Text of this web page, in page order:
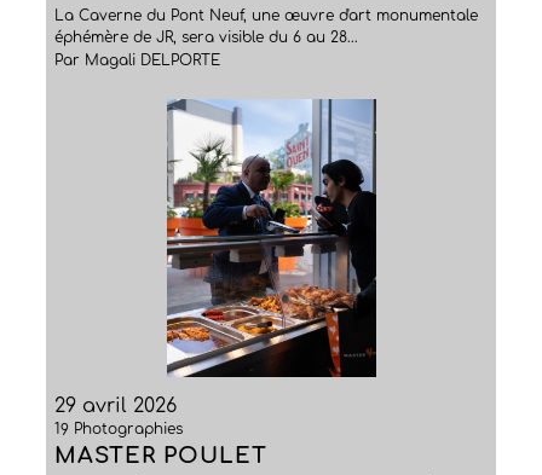
La Caverne du Pont Neuf, une œuvre d'art monumentale
éphémère de JR, sera visible du 6 au 28...
Par Magali DELPORTE
29 avril 2026
19 Photographies
MASTER POULET